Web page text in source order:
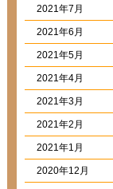
2021年7月
2021年6月
2021年5月
2021年4月
2021年3月
2021年2月
2021年1月
2020年12月